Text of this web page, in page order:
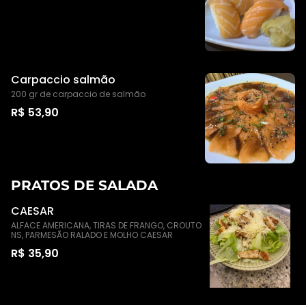
Carpaccio salmão
200 gr de carpaccio de salmão
R$ 53,90
PRATOS DE SALADA
CAESAR
ALFACE AMERICANA, TIRAS DE FRANGO, CROUTO
NS, PARMESÃO RALADO E MOLHO CAESAR
R$ 35,90